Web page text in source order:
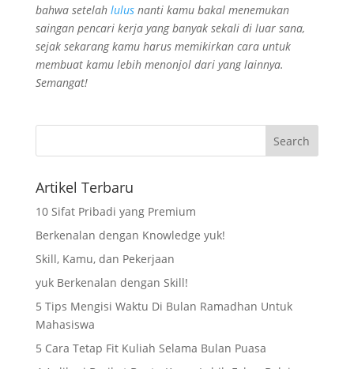
bahwa setelah lulusnanti kamu bakal menemukan
saingan pencari kerja yang banyak sekali di luar sana,
sejak sekarang kamu harus memikirkan cara untuk
membuat kamu lebih menonjol dari yang lainnya.
Semangat!
Artikel Terbaru
10 Sifat Pribadi yang Premium
Berkenalan dengan Knowledge yuk!
Skill, Kamu, dan Pekerjaan
yuk Berkenalan dengan Skill!
5 Tips Mengisi Waktu Di Bulan Ramadhan Untuk
Mahasiswa
5 Cara Tetap Fit Kuliah Selama Bulan Puasa